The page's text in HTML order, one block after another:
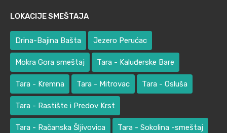
LOKACIJE SMEŠTAJA
Drina-Bajina Bašta Jezero Perućac
Mokra Gora smeštaj Tara - Kaluđerske Bare
Tara - Kremna Tara - Mitrovac Tara - Osluša
Tara - Rastište i Predov Krst
Tara - Račanska Šljivovica Tara - Sokolina -smeštaj